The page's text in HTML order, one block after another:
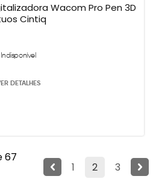
Wacom Pro Pen 3D
Cintiq
Indisponível
DETALHES
1 2 3
67